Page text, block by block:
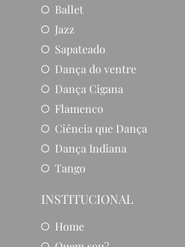
Ballet
Jazz
Sapateado
Dança do ventre
Dança Cigana
Flamenco
Ciência que Dança
Dança Indiana
Tango
INSTITUCIONAL
Home